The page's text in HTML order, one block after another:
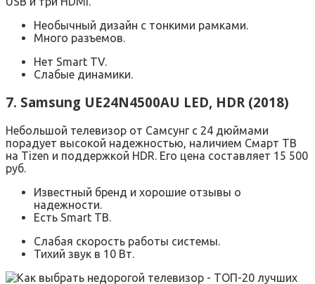
Необычный дизайн с тонкими рамками.
Много разъемов.
Нет Smart TV.
Слабые динамики.
7. Samsung UE24N4500AU LED, HDR (2018)
Небольшой телевизор от Самсунг с 24 дюймами
порадует высокой надежностью, наличием Смарт ТВ
на Tizen и поддержкой HDR. Его цена составляет 15 500
руб.
Известный бренд и хорошие отзывы о
надежности.
Есть Smart ТВ.
Слабая скорость работы системы.
Тихий звук в 10 Вт.